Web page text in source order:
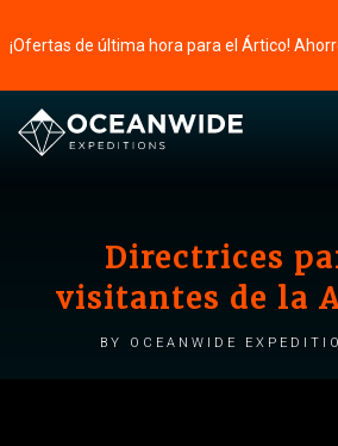
Directrices
visitantes de la
by Oceanwide